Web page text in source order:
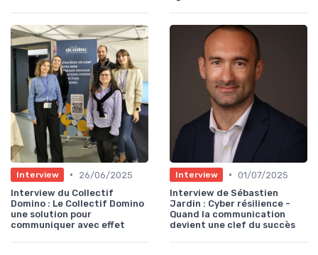
Interview •
26/06/2025
Interview du Collectif
Domino : Le Collectif Domino
une solution pour
communiquer avec effet
Interview • 01/07/2025
Interview de Sébastien
Jardin : Cyber résilience -
Quand la communication
devient une clef du succès